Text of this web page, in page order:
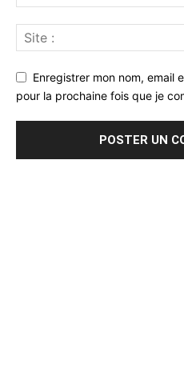
Enregistrer mon nom, email
pour la prochaine fois que je